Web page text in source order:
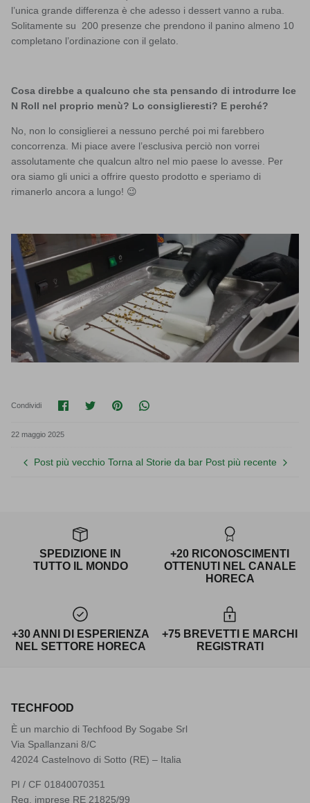
l’unica grande differenza è che adesso i dessert vanno a ruba.
Solitamente su 200 presenze che prendono il panino almeno 10
completano l’ordinazione con il gelato.
Cosa direbbe a qualcuno che sta pensando di introdurre Ice
N Roll nel proprio menù? Lo consiglieresti? E perché?
No, non lo consiglierei a nessuno perché poi mi farebbero
concorrenza. Mi piace avere l’esclusiva perciò non vorrei
assolutamente che qualcun altro nel mio paese lo avesse. Per
ora siamo gli unici a offrire questo prodotto e speriamo di
rimanerlo ancora a lungo! 😉
Condividi Condividi su Facebook
Condividi su Twitter
Condividi su Pinterest
Translation missing:
22 maggio 2025
Post più vecchio Torna al Storie da bar Post più recente
SPEDIZIONE IN
TUTTO IL MONDO
+20 RICONOSCIMENTI
OTTENUTI NEL CANALE
HORECA
+30 ANNI DI ESPERIENZA
NEL SETTORE HORECA
+75 BREVETTI E MARCHI
REGISTRATI
TECHFOOD
È un marchio di Techfood By Sogabe Srl
Via Spallanzani 8/C
42024 Castelnovo di Sotto (RE) – Italia
PI / CF 01840070351
Reg. imprese RE 21825/99